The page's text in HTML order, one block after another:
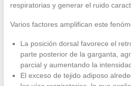
respiratorias y generar el ruido
Varios factores amplifican este
La posición dorsal favorece el
parte posterior de la garganta,
parcial y aumentando la
El exceso de tejido adiposo